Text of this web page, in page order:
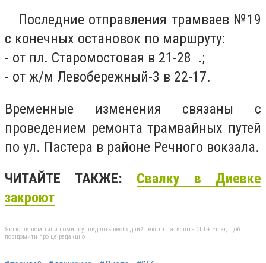
Последние отправления трамваев №19
с конечных остановок по маршруту:
- от пл. Старомостовая в 21-28 .;
- от ж/м Левобережный-3 в 22-17.
Временные изменения связаны с
проведением ремонта трамвайных путей
по ул. Пастера в районе Речного вокзала.
ЧИТАЙТЕ ТАКЖЕ: Свалку в Диевке
закроют
Якщо ви помітили помилку, виділіть необхідний текст і натисніть Ctrl + Enter, щоб
повідомити про це редакцію